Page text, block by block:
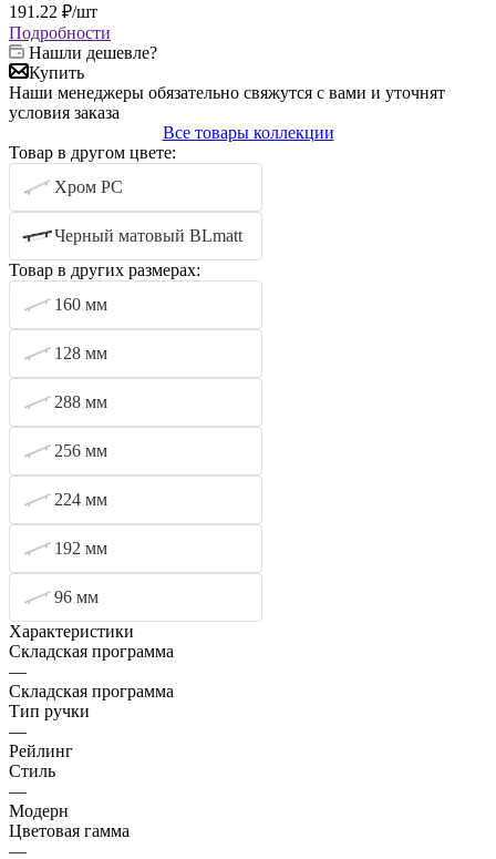
191.22 ₽/шт
Подробности
Нашли дешевле?
Купить
Наши менеджеры обязательно свяжутся с вами и уточнят
условия заказа
Все товары коллекции
Товар в другом цвете:
Хром PC
Черный матовый BLmatt
Товар в других размерах:
160 мм
128 мм
288 мм
256 мм
224 мм
192 мм
96 мм
Характеристики
Складская программа
—
Складская программа
Тип ручки
—
Рейлинг
Стиль
—
Модерн
Цветовая гамма
—